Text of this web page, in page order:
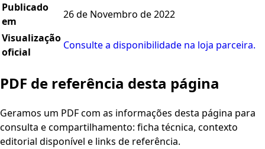
Publicado
em
26 de Novembro de 2022
Visualização
oficial
Consulte a disponibilidade na loja parceira.
PDF de referência desta página
Geramos um PDF com as informações desta página para
consulta e compartilhamento: ficha técnica, contexto
editorial disponível e links de referência.